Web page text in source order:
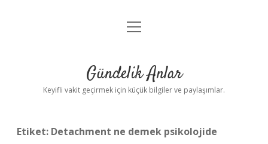
Anasayfa
Yasal Uyarı
menüyü
Gündelik Anlar
Keyifli vakit geçirmek için küçük bilgiler ve paylaşımlar.
Etiket: Detachment ne demek psikolojide